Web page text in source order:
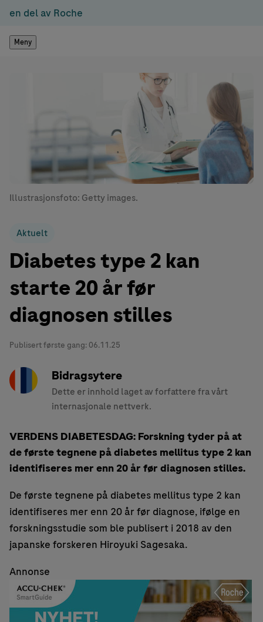
en del av Roche
Meny
Illustrasjonsfoto: Getty images.
Aktuelt
Diabetes type 2 kan
starte 20 år før
diagnosen stilles
Publisert første gang: 06.11.25
Bidragsytere
Dette er innhold laget av forfattere fra vårt
internasjonale nettverk.
VERDENS DIABETESDAG: Forskning tyder på at
de første tegnene på diabetes mellitus type 2 kan
identifiseres mer enn 20 år før diagnosen stilles.
De første tegnene på diabetes mellitus type 2 kan
identifiseres mer enn 20 år før diagnose, ifølge en
forskningsstudie som ble publisert i 2018 av den
japanske forskeren Hiroyuki Sagesaka.
Annonse